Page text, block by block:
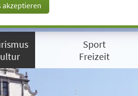
akzeptieren
Sport
Freizeit